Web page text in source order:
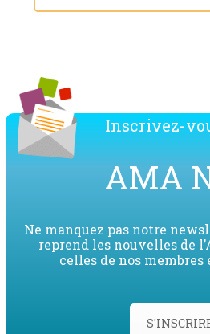
Inscrivez-
AMA
Ne manquez pas notre
reprend les nouvelles de
celles de nos membres